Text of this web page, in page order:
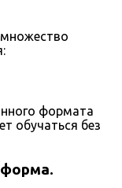
формата
обучаться без